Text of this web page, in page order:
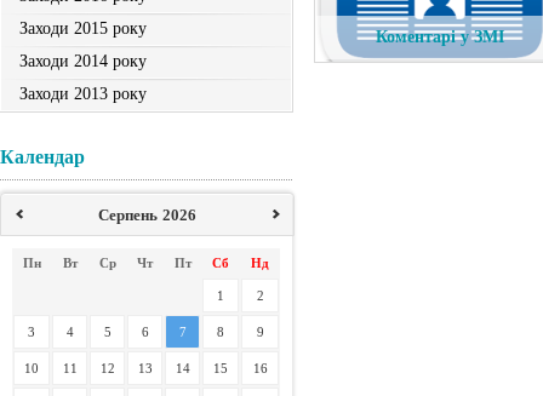
Заходи 2015 року
Заходи 2014 року
Заходи 2013 року
Календар
Серпень 2026
Пн Вт Ср Чт Пт Сб Нд
1 2
3 4 5 6 7 8 9
10 11 12 13 14 15 16
Коментарі у ЗМІ